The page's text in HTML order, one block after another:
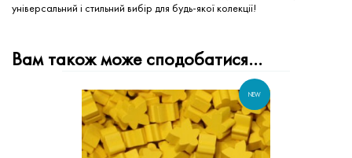
універсальний і стильний вибір для будь-якої колекції!
Вам також може сподобатися…
NEW